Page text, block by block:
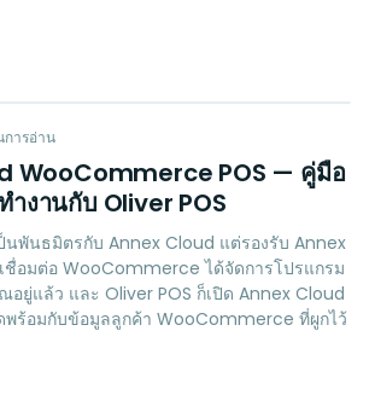
ารอ่าน
WooCommerce POS — คู่มือ
ำงานกับ Oliver POS
นพันธมิตรกับ Annex Cloud แต่รองรับ Annex
ชื่อมต่อ WooCommerce ได้จัดการโปรแกรม
ยู่แล้ว และ Oliver POS ก็เปิด Annex Cloud
พร้อมกับข้อมูลลูกค้า WooCommerce ที่ผูกไว้